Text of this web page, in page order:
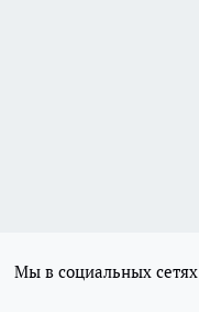
Мы в социальных сетях